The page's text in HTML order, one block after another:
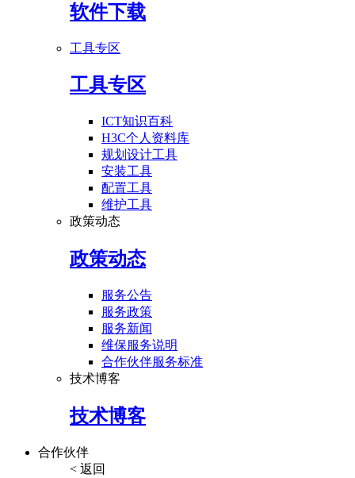
软件下载
工具专区
工具专区
ICT知识百科
H3C个人资料库
规划设计工具
安装工具
配置工具
维护工具
政策动态
政策动态
服务公告
服务政策
服务新闻
维保服务说明
合作伙伴服务标准
技术博客
技术博客
合作伙伴
< 返回